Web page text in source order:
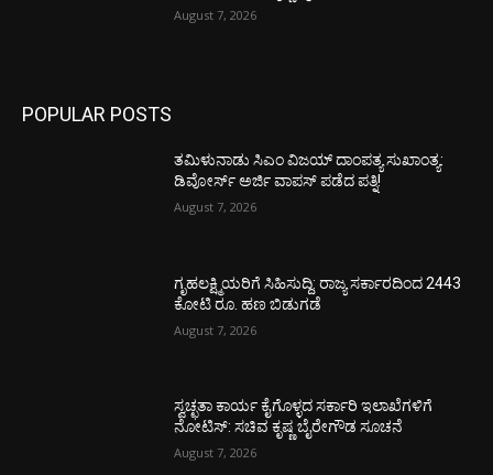
August 7, 2026
POPULAR POSTS
ತಮಿಳುನಾಡು ಸಿಎಂ ವಿಜಯ್‌ ದಾಂಪತ್ಯ ಸುಖಾಂತ್ಯ:
ಡಿವೋರ್ಸ್‌ ಅರ್ಜಿ ವಾಪಸ್‌ ಪಡೆದ ಪತ್ನಿ!
August 7, 2026
ಗೃಹಲಕ್ಷ್ಮಿಯರಿಗೆ ಸಿಹಿಸುದ್ದಿ: ರಾಜ್ಯ ಸರ್ಕಾರದಿಂದ 2443
ಕೋಟಿ ರೂ. ಹಣ ಬಿಡುಗಡೆ
August 7, 2026
ಸ್ವಚ್ಛತಾ ಕಾರ್ಯ ಕೈಗೊಳ್ಳದ ಸರ್ಕಾರಿ ಇಲಾಖೆಗಳಿಗೆ
ನೋಟಿಸ್: ಸಚಿವ ಕೃಷ್ಣ ಬೈರೇಗೌಡ ಸೂಚನೆ
August 7, 2026